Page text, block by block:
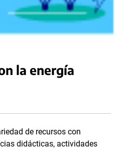
la energía
de recursos con
didácticas, actividades